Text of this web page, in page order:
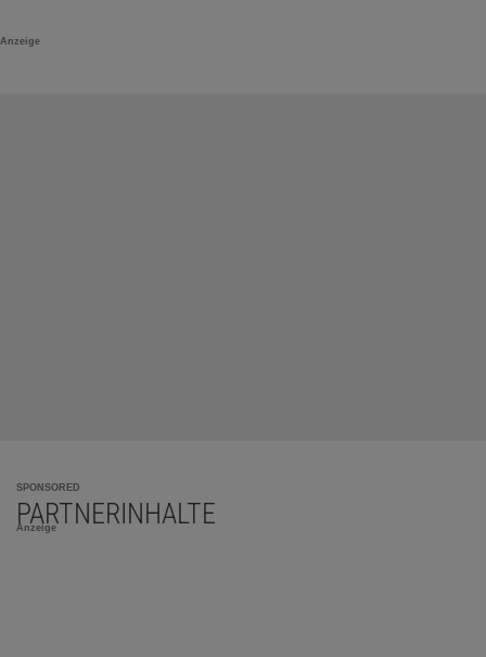
Anzeige
SPONSORED
PARTNERINHALTE
Anzeige